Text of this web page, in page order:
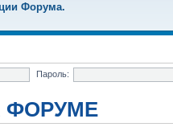
Форума.
Пароль:
ФОРУМЕ